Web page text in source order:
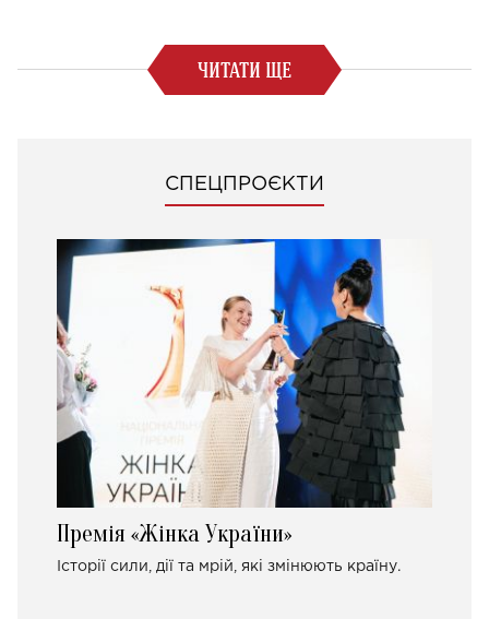
ЧИТАТИ ЩЕ
СПЕЦПРОЄКТИ
Премія «Жінка України»
Історії сили, дії та мрій, які змінюють країну.